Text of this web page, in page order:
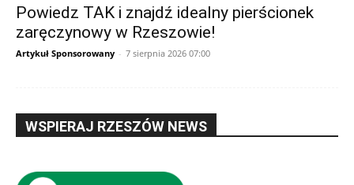
Powiedz TAK i znajdź idealny pierścionek
zaręczynowy w Rzeszowie!
Artykuł Sponsorowany - 7 sierpnia 2026 07:00
WSPIERAJ RZESZÓW NEWS